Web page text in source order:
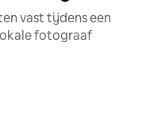
vast tijdens een
fotograaf